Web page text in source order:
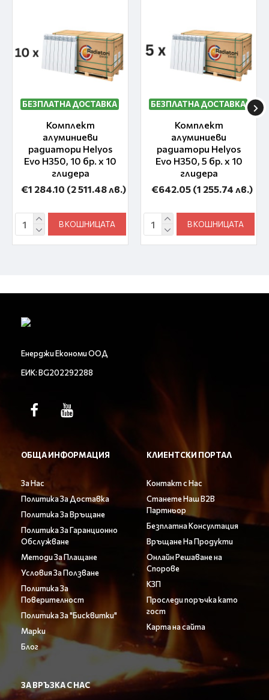
БЕЗПЛАТНА ДОСТАВКА
Комплект
алуминиеви
радиатори Helyos
Evo H350, 10 бр. x 10
глидера
€1 284.10 (2 511.48 лв.)
В КОШНИЦАТА
БЕЗПЛАТНА ДОСТАВКА
Комплект
алуминиеви
радиатори Helyos
Evo H350, 5 бр. x 10
глидера
€642.05 (1 255.74 лв.)
В КОШНИЦАТА
Енерджи Економи ООД
ЕИК: BG202292288
ОБЩА ИНФОРМАЦИЯ
За Нас
Политика За Доставка
Политика За Връщане
Политика За Гаранционно
Обслужване
Методи За Плащане
Условия За Ползване
Политика За
Поверителност
Политика За "Бисквитки"
Марки
Блог
КЛИЕНТСКИ ПОРТАЛ
Контакт с Нас
Станете Наш B2B
Партньор
Безплатна Консултация
Връщане На Продукти
Онлайн Решаване на
Спорове
КЗП
Проследи поръчка като
гост
Карта на сайта
ЗА ВРЪЗКА С НАС